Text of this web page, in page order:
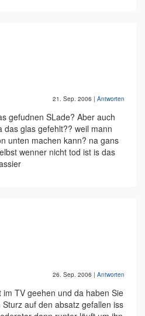
21. Sep. 2006 | Antworten
gefudnen SLade? Aber auch
glas gefehlt?? weil mann
unten machen kann? na gans
wenner nicht tod ist is das
26. Sep. 2006 | Antworten
TV geehen und da haben Sie
auf den absatz gefallen iss